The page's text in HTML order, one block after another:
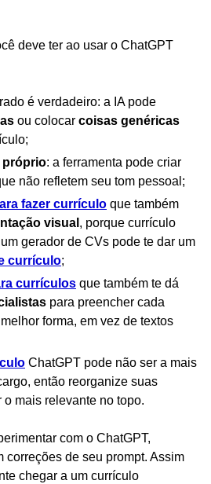
deve ter ao usar o ChatGPT
é verdadeiro: a IA pode
ou colocar coisas genéricas
próprio: a ferramenta pode criar
não refletem seu tom pessoal;
fazer currículo que também
visual , porque currículo
gerador de CVs pode te dar um
currículo;
currículos que também te dá
para preencher cada
forma, em vez de textos
ChatGPT pode não ser a mais
então reorganize suas
mais relevante no topo.
com o ChatGPT,
correções de seu prompt. Assim
chegar a um currículo